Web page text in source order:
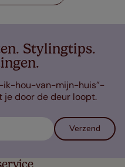
Stylingtips.
ik-hou-van-mijn-huis”-
je door de deur loopt.
Verzend